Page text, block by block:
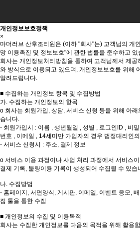
개인정보보호정책
×
마더러브 산후조리원은 (이하 "회사"는) 고객님의 개
망 이용촉진 및 정보보호"에 관한 법률을 준수하고 있
회사는 개인정보처리방침을 통하여 고객님께서 제
와 방식으로 이용되고 있으며, 개인정보보호를 위해
알려드립니다.
■ 수집하는 개인정보 항목 및 수집방법
가. 수집하는 개인정보의 항목
o 회사는 회원가입, 상담, 서비스 신청 등을 위해 아
습니다.
- 회원가입시 : 이름 , 생년월일 , 성별 , 로그인ID , 비
번호 , 이메일 , 14세미만 가입자의 경우 법정대리인
- 서비스 신청시 : 주소, 결제 정보
o 서비스 이용 과정이나 사업 처리 과정에서 서비스
결제 기록, 불량이용 기록이 생성되어 수집될 수 있습
나. 수집방법
- 홈페이지, 서면양식, 게시판, 이메일, 이벤트 응모,
집 툴을 통한 수집
■ 개인정보의 수집 및 이용목적
회사는 수집한 개인정보를 다음의 목적을 위해 활용